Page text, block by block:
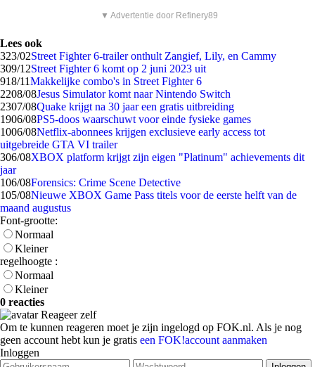
▼ Advertentie door Refinery89
Lees ook
323/02Street Fighter 6-trailer onthult Zangief, Lily, en Cammy
309/12Street Fighter 6 komt op 2 juni 2023 uit
918/11Makkelijke combo's in Street Fighter 6
2208/08Jesus Simulator komt naar Nintendo Switch
2307/08Quake krijgt na 30 jaar een gratis uitbreiding
1906/08PS5-doos waarschuwt voor einde fysieke games
1006/08Netflix-abonnees krijgen exclusieve early access tot
uitgebreide GTA VI trailer
306/08XBOX platform krijgt zijn eigen "Platinum" achievements dit
jaar
106/08Forensics: Crime Scene Detective
105/08Nieuwe XBOX Game Pass titels voor de eerste helft van de
maand augustus
Font-grootte:
Normaal
Kleiner
regelhoogte :
Normaal
Kleiner
0 reacties
Reageer zelf
Om te kunnen reageren moet je zijn ingelogd op FOK.nl. Als je nog
geen account hebt kun je gratis een FOK!account aanmaken
Inloggen